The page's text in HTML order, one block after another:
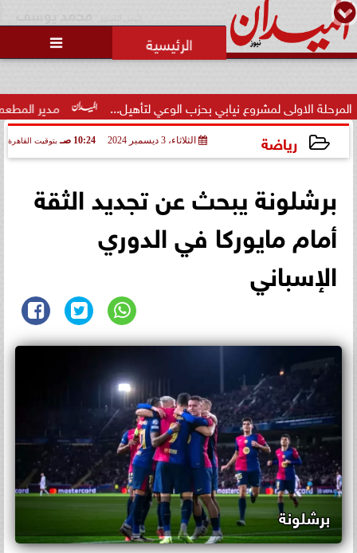
محمد يوسف

مدير المطعم عن واقعة منع سيدة من بحزب الوعي لتأهيل...
رياضة الثلاثاء، 3 ديسمبر 2024 10:24 صـ بتوقيت القاهرة
برشلونة يبحث عن تجديد الثقة
أمام مايوركا في الدوري
الإسباني
برشلونة
وزارة الداخلية تفتح باب التقديم
لحج القرعة 2027.. اعرف الشروط